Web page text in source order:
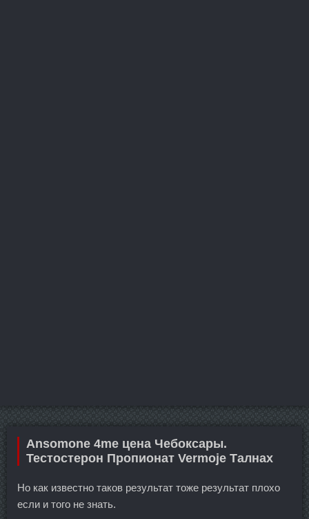
Ansomone 4me цена Чебоксары.
Тестостерон Пропионат Vermoje Талнах
Но как известно таков результат тоже результат плохо
если и того не знать.